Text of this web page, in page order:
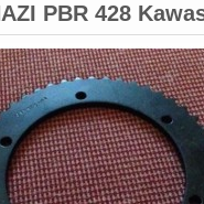
PBR 428